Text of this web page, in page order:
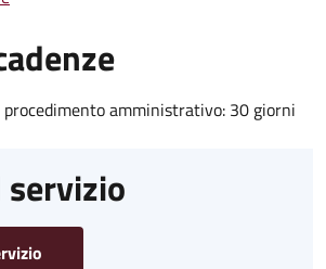
amministrativo: 30 giorni
servizio